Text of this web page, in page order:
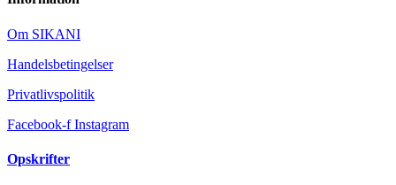
Om SIKANI
Handelsbetingelser
Privatlivspolitik
Facebook-f Instagram
Opskrifter